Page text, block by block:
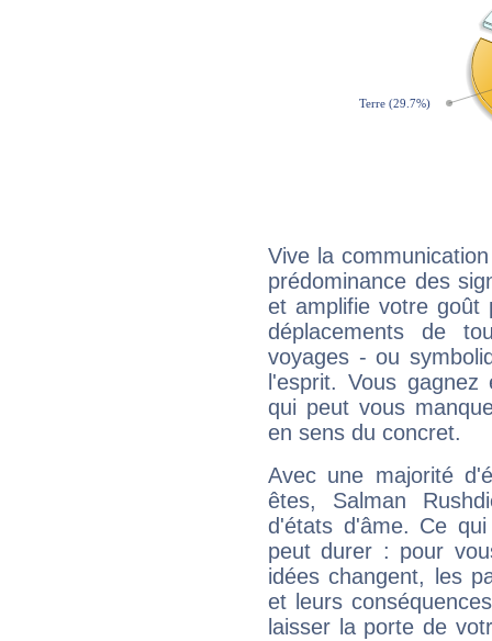
Vive la
prédominance des
et amplifie votre goût
déplacements de
voyages - ou
l'esprit. Vous
qui peut vous
en sens du concret.
Avec une majorité
êtes, Salman
d'états d'âme. Ce
peut durer : pour
idées changent, les
et leurs
laisser la porte de